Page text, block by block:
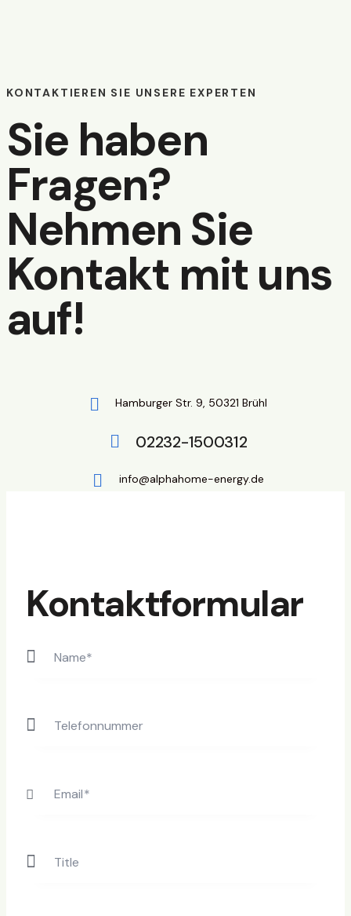
KONTAKTIEREN SIE UNSERE EXPERTEN
Sie haben
Fragen?
Nehmen Sie
Kontakt mit uns
auf!
Hamburger Str. 9, 50321 Brühl
02232-1500312
info@alphahome-energy.de
Kontaktformular